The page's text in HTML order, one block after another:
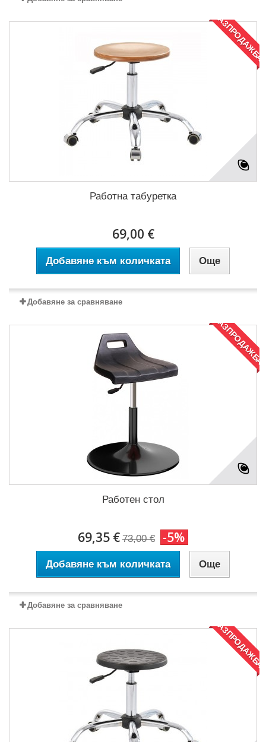
Работна табуретка
69,00 €
Добавяне към количката Още
Добавяне за сравняване
Работен стол
69,35 € 73,00 € -5%
Добавяне към количката Още
Добавяне за сравняване